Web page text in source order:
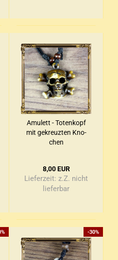
Amu­lett - To­ten­kopf
mit ge­kreuz­ten Kno­
chen
8,00 EUR
Lieferzeit: z.Z. nicht
lieferbar
-30%